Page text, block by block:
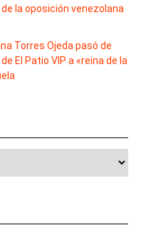
la oposición venezolana
Torres Ojeda pasó de
El Patio VIP a «reina de la